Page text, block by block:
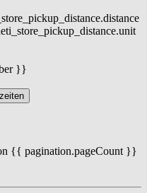
}}
{{ pagination.pageCount }}